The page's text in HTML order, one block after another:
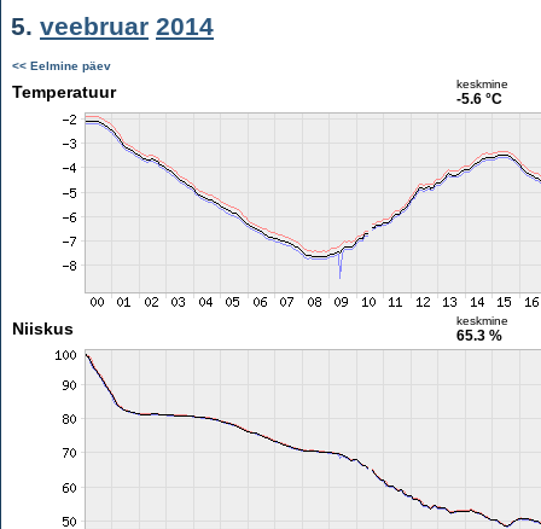
5. veebruar 2014
<< Eelmine päev
Temperatuur keskmine
-5.6 °C
Niiskus keskmine
65.3 %